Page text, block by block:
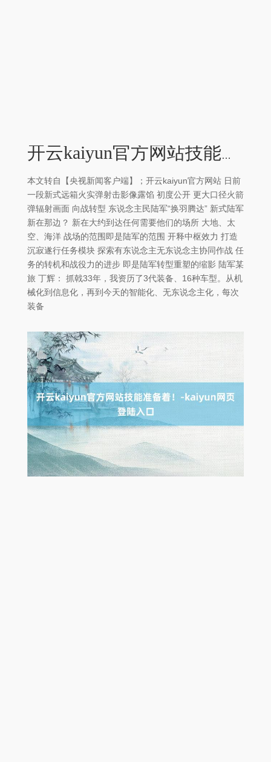
开云kaiyun官方网站技能准备着！-kaiyun网页登陆入口
本文转自【央视新闻客户端】；开云kaiyun官方网站 日前
一段新式远箱火实弹射击影像露馅 初度公开 更大口径火箭
弹辐射画面 向战转型 东说念主民陆军“换羽腾达” 新式陆军
新在那边？ 新在大约到达任何需要他们的场所 大地、太
空、海洋 战场的范围即是陆军的范围 开释中枢效力 打造
沉寂遂行任务模块 探索有东说念主无东说念主协同作战 任
务的转机和战役力的进步 即是陆军转型重塑的缩影 陆军某
旅 丁辉： 抓戟33年，我资历了3代装备、16种车型。从机
械化到信息化，再到今天的智能化、无东说念主化，每次
装备